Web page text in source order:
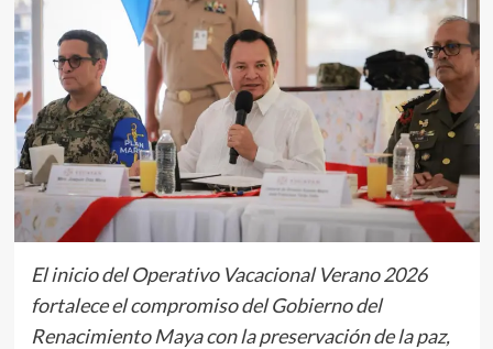
El inicio del Operativo Vacacional Verano 2026
fortalece el compromiso del Gobierno del
Renacimiento Maya con la preservación de la paz,